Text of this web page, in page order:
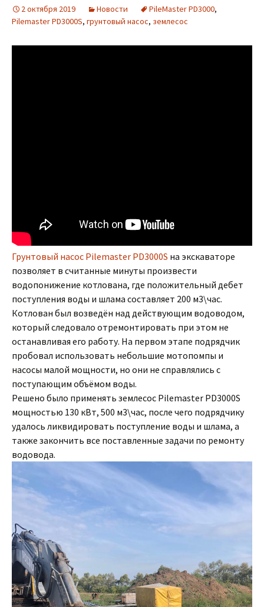
2 октября 2019 Новости PileMaster PD3000,
Pilemaster PD3000S, грунтовый насос, землесос
Грунтовый насос Pilemaster PD3000S на экскаваторе
позволяет в считанные минуты произвести
водопонижение котлована, где положительный дебет
поступления воды и шлама составляет 200 м3\час.
Котлован был возведён над действующим водоводом,
который следовало отремонтировать при этом не
останавливая его работу. На первом этапе подрядчик
пробовал использовать небольшие мотопомпы и
насосы малой мощности, но они не справлялись с
поступающим объёмом воды.
Решено было применять землесос Pilemaster PD3000S
мощностью 130 кВт, 500 м3\час, после чего подрядчику
удалось ликвидировать поступление воды и шлама, а
также закончить все поставленные задачи по ремонту
водовода.